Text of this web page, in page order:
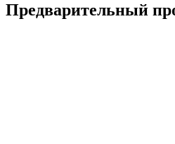
Предварительный